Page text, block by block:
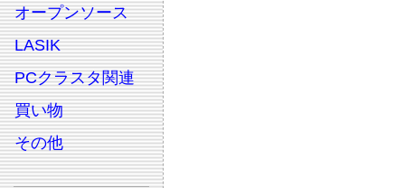
オープンソース
LASIK
PCクラスタ関連
買い物
その他